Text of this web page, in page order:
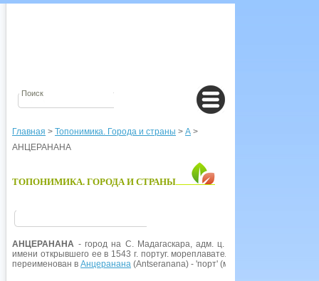
Главная > Топонимика. Города и страны > А >
АНЦЕРАНАНА
ТОПОНИМИКА. ГОРОДА И СТРАНЫ
АНЦЕРАНАНА - город на С. Мадагаскара, адм. ц. пров. Основан в
имени открывшего ее в 1543 г. португ. мореплавателя; по бухте и город
переименован в Анцеранана (Antseranana) - 'порт' (малагас. seranana